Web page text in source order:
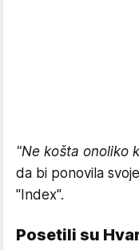
"Ne košta onoliko
da bi ponovila
"Index".
Posetili su